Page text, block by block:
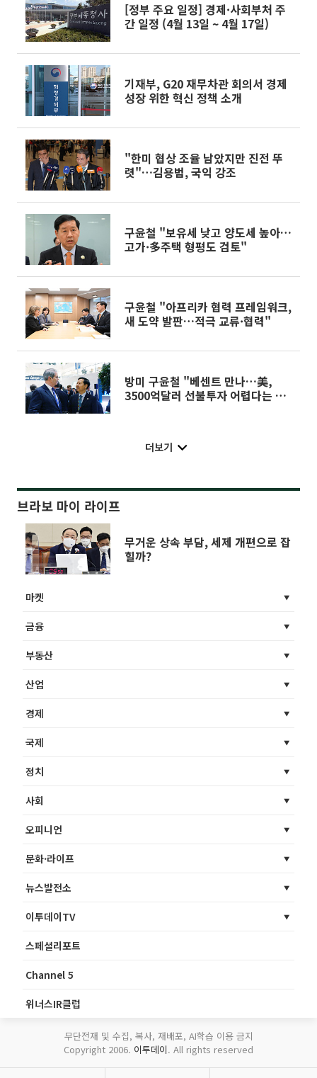
[정부 주요 일정] 경제·사회부처 주
간 일정 (4월 13일 ~ 4월 17일)
기재부, G20 재무차관 회의서 경제
성장 위한 혁신 정책 소개
"한미 협상 조율 남았지만 진전 뚜
렷"…김용범, 국익 강조
구윤철 "보유세 낮고 양도세 높아…
고가·多주택 형평도 검토"
구윤철 "아프리카 협력 프레임워크,
새 도약 발판…적극 교류·협력"
방미 구윤철 "베센트 만나…美,
3500억달러 선불투자 어렵다는 것
더보기
브라보 마이 라이프
무거운 상속 부담, 세제 개편으로 잡
힐까?
마켓
금융
부동산
산업
경제
국제
정치
사회
오피니언
문화·라이프
뉴스발전소
이투데이TV
스페셜리포트
Channel 5
위너스IR클럽
무단전재 및 수집, 복사, 재배포, AI학습 이용 금지
Copyright 2006. 이투데이. All rights reserved